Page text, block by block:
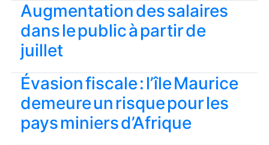
Augmentation des salaires
dans le public à partir de
juillet
Évasion fiscale : l’île Maurice
demeure un risque pour les
pays miniers d’Afrique